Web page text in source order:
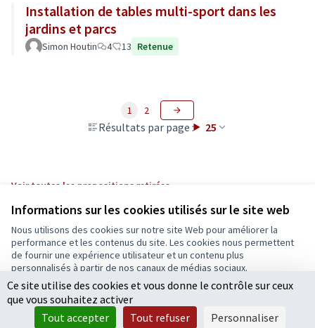
Informations sur les cookies utilisés sur le site web
Nous utilisons des cookies sur notre site Web pour améliorer la
performance et les contenus du site. Les cookies nous permettent
de fournir une expérience utilisateur et un contenu plus
personnalisés à partir de nos canaux de médias sociaux.
Tout accepter
Accepter seulement les cookies essentiels
Installation de tables multi-sport dans les
jardins et parcs
Simon Houtin 4 13 Retenue
Résultats par page : 25
1 2
Voir toutes les propositions retirées
Conditions d'utilisation
Paramètres des cookies
Ecrivons Angers sur X
(Lien externe)
Ecrivons Angers sur Facebook
(Lien externe)
Licence
(Lien
Ce site utilise des cookies et vous donne le contrôle sur ceux
que vous souhaitez activer
Tout accepter
Tout refuser Personnaliser